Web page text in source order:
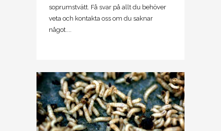
soprumstvätt. Få svar på allt du behöver
veta och kontakta oss om du saknar
något....